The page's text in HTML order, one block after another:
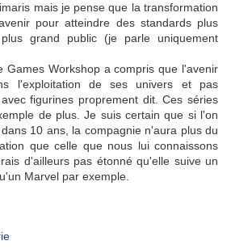
mais je pense que la transformation
pour atteindre des standards plus
grand public (je parle uniquement
Games Workshop a compris que l'avenir
l'exploitation de ses univers et pas
figurines proprement dit. Ces séries
de plus. Je suis certain que si l'on
10 ans, la compagnie n'aura plus du
que celle que nous lui connaissons
d'ailleurs pas étonné qu'elle suive un
Marvel par exemple.